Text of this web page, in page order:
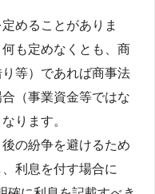
めることがありま
も定めなくとも、商
等）であれば商事法
（事業資金等ではな
ります。
の紛争を避けるため
利息を付す場合に